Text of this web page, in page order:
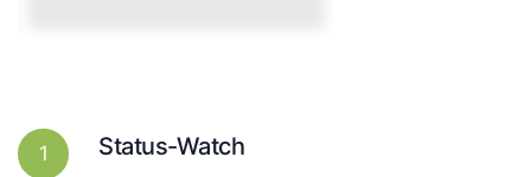
1 Status-Watch